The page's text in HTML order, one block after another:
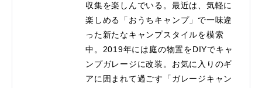
収集を楽しんでいる。最近は、気軽に
楽しめる「おうちキャンプ」で一味違
った新たなキャンプスタイルを模索
中。2019年には庭の物置をDIYでキャ
ンプガレージに改装。お気に入りのギ
アに囲まれて過ごす「ガレージキャン